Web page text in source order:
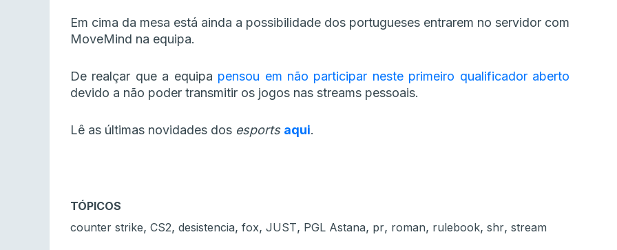
Em cima da mesa está ainda a possibilidade dos portugueses entrarem no servidor com
MoveMind na equipa.
De realçar que a equipa pensou em não participar neste primeiro qualificador aberto
devido a não poder transmitir os jogos nas streams pessoais.
Lê as últimas novidades dos esports aqui.
TÓPICOS
counter strike, CS2, desistencia, fox, JUST, PGL Astana, pr, roman, rulebook, shr, stream